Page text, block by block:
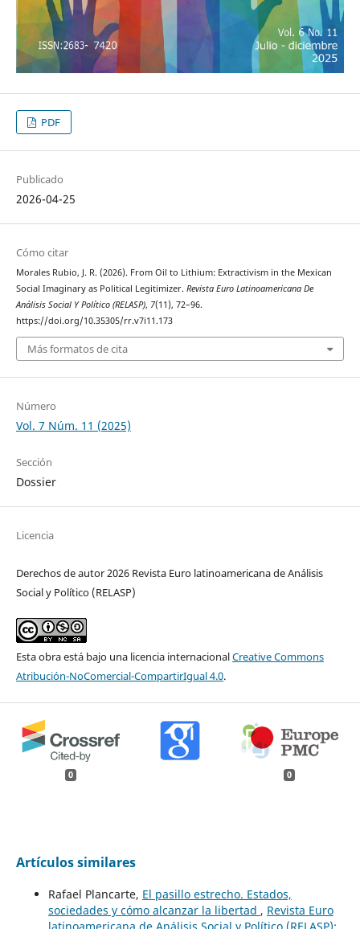
PDF
Publicado
2026-04-25
Cómo citar
Morales Rubio, J. R. (2026). From Oil to Lithium: Extractivism in the Mexican
Social Imaginary as Political Legitimizer. Revista Euro Latinoamericana De
Análisis Social Y Político (RELASP), 7(11), 72–96.
https://doi.org/10.35305/rr.v7i11.173
Más formatos de cita
Número
Vol. 7 Núm. 11 (2025)
Sección
Dossier
Licencia
Derechos de autor 2026 Revista Euro latinoamericana de Análisis
Social y Político (RELASP)
Esta obra está bajo una licencia internacionalCreative Commons
Atribución-NoComercial-CompartirIgual 4.0.
0 0
Artículos similares
Rafael Plancarte, El pasillo estrecho. Estados,
sociedades y cómo alcanzar la libertad , Revista Euro